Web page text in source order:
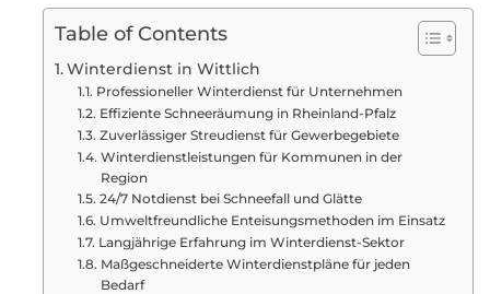
Table of Contents
Winterdienst in Wittlich
Professioneller Winterdienst für Unternehmen
Effiziente Schneeräumung in Rheinland-Pfalz
Zuverlässiger Streudienst für Gewerbegebiete
Winterdienstleistungen für Kommunen in der
Region
24/7 Notdienst bei Schneefall und Glätte
Umweltfreundliche Enteisungsmethoden im Einsatz
Langjährige Erfahrung im Winterdienst-Sektor
Maßgeschneiderte Winterdienstpläne für jeden
Bedarf